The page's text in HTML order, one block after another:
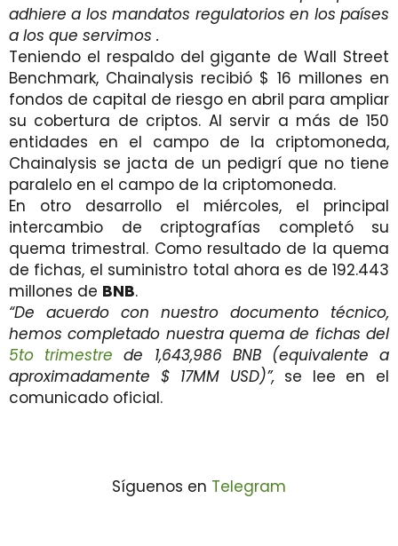
adhiere a los mandatos regulatorios en los países
a los que servimos .
Teniendo el respaldo del gigante de Wall Street
Benchmark, Chainalysis recibió $ 16 millones en
fondos de capital de riesgo en abril para ampliar
su cobertura de criptos. Al servir a más de 150
entidades en el campo de la criptomoneda,
Chainalysis se jacta de un pedigrí que no tiene
paralelo en el campo de la criptomoneda.
En otro desarrollo el miércoles, el principal
intercambio de criptografías completó su
quema trimestral. Como resultado de la quema
de fichas, el suministro total ahora es de 192.443
millones de BNB.
“De acuerdo con nuestro documento técnico,
hemos completado nuestra quema de fichas del
5to trimestre de 1,643,986 BNB (equivalente a
aproximadamente $ 17MM USD)”,se lee en el
comunicado oficial.
Síguenos en Telegram